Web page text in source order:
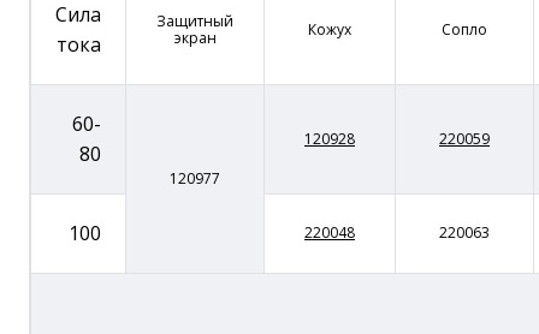
Сила
тока
Защитный
экран
Кожух Сопло
60-
80
120977
120928 220059
100 220048 220063